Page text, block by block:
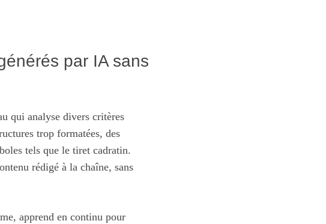
par IA sans
qui analyse divers critères
trop formatées, des
tels que le tiret cadratin.
rédigé à la chaîne, sans
apprend en continu pour